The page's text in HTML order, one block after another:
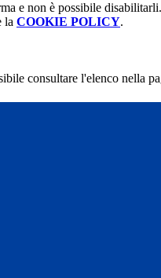
e non è possibile disabilitarli.
la COOKIE POLICY.
consultare l'elenco nella